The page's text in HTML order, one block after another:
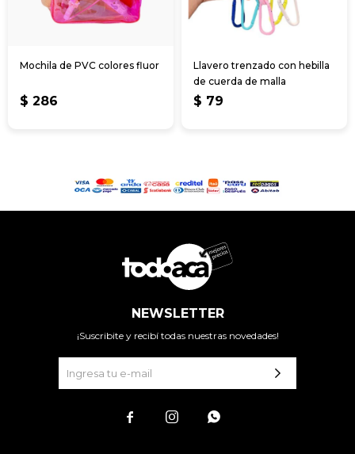
Mochila de PVC colores fluor
$ 286
Llavero trenzado con hebilla
de cuerda de malla
$ 79
NEWSLETTER
¡Suscribite y recibí todas nuestras novedades!
  